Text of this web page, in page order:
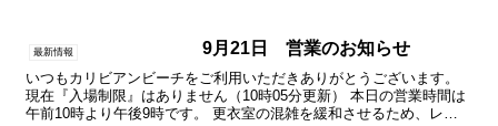
最新情報 9月21日 営業のお知らせ
いつもカリビアンビーチをご利用いただきありがとうございます。
現在『入場制限』はありません（10時05分更新） 本日の営業時間は
午前10時より午後9時です。 更衣室の混雑を緩和させるため、レジ